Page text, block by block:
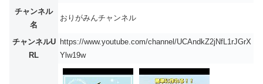
チャンネル
名
おりがみんチャンネル
チャンネルU
RL
https://www.youtube.com/channel/UCAndkZ2jNfL1rJGrX
Ylw19w